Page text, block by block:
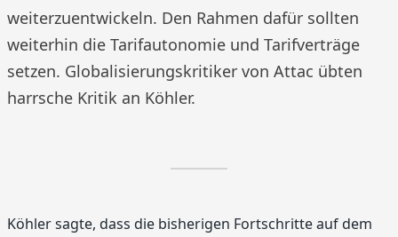
weiterzuentwickeln. Den Rahmen dafür sollten
weiterhin die Tarifautonomie und Tarifverträge
setzen. Globalisierungskritiker von Attac übten
harrsche Kritik an Köhler.
Köhler sagte, dass die bisherigen Fortschritte auf dem